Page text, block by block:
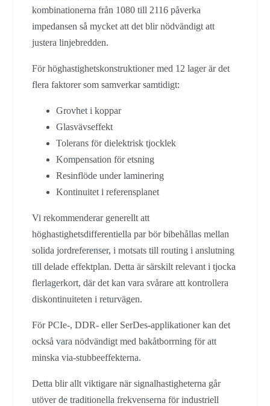
kombinationerna från 1080 till 2116 påverka
impedansen så mycket att det blir nödvändigt att
justera linjebredden.
För höghastighetskonstruktioner med 12 lager är det
flera faktorer som samverkar samtidigt:
Grovhet i koppar
Glasvävseffekt
Tolerans för dielektrisk tjocklek
Kompensation för etsning
Resinflöde under laminering
Kontinuitet i referensplanet
Vi rekommenderar generellt att
höghastighetsdifferentiella par bör bibehållas mellan
solida jordreferenser, i motsats till routing i anslutning
till delade effektplan. Detta är särskilt relevant i tjocka
flerlagerkort, där det kan vara svårare att kontrollera
diskontinuiteten i returvägen.
För PCIe-, DDR- eller SerDes-applikationer kan det
också vara nödvändigt med bakåtborrning för att
minska via-stubbeeffekterna.
Detta blir allt viktigare när signalhastigheterna går
utöver de traditionella frekvenserna för industriell